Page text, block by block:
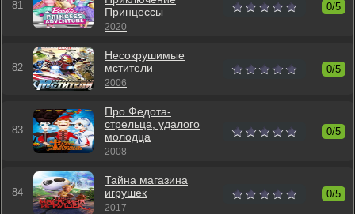
Принцессы
2020
0/5
Несокрушимые
мстители
2006
0/5
Про Федота-
стрельца, удалого
молодца
2008
0/5
Тайна магазина
игрушек
2017
0/5